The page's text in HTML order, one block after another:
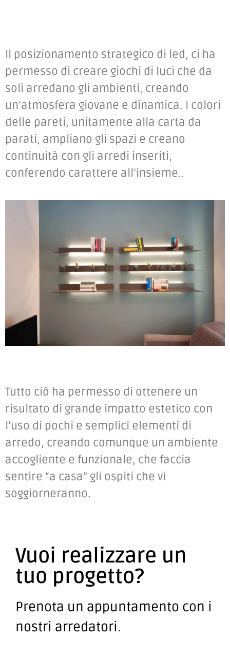
Il posizionamento strategico di led, ci ha
permesso di creare giochi di luci che da
soli arredano gli ambienti, creando
un’atmosfera giovane e dinamica. I colori
delle pareti, unitamente alla carta da
parati, ampliano gli spazi e creano
continuità con gli arredi inseriti,
conferendo carattere all’insieme..
Tutto ciò ha permesso di ottenere un
risultato di grande impatto estetico con
l’uso di pochi e semplici elementi di
arredo, creando comunque un ambiente
accogliente e funzionale, che faccia
sentire “a casa” gli ospiti che vi
soggiorneranno.
Vuoi realizzare un
tuo progetto?
Prenota un appuntamento con i
nostri arredatori.